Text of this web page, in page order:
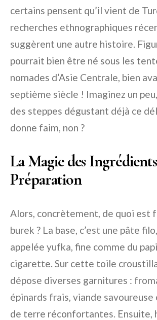
certains pensent qu’il vient de
recherches ethnographiques
suggèrent une autre histoire.
pourrait bien être né sous les
nomades d’Asie Centrale, bien
septième siècle ! Imaginez un
des steppes dégustant déjà ce
donne faim, non ?
La Magie des
Préparation
Alors, concrètement, de quoi est
burek ? La base, c’est une pâte
appelée yufka, fine comme du
cigarette. Sur cette toile
dépose diverses garnitures :
épinards frais, viande savoureuse
de terre réconfortantes. Ensuite,